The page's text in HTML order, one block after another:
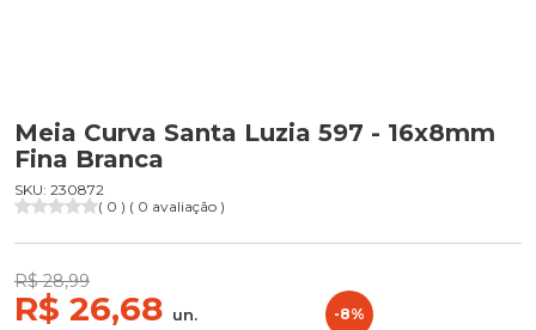
Meia Curva Santa Luzia 597 - 16x8mm
Fina Branca
SKU: 230872
( 0 ) ( 0 avaliação )
R$ 28,99
R$ 26,68 un. -8%